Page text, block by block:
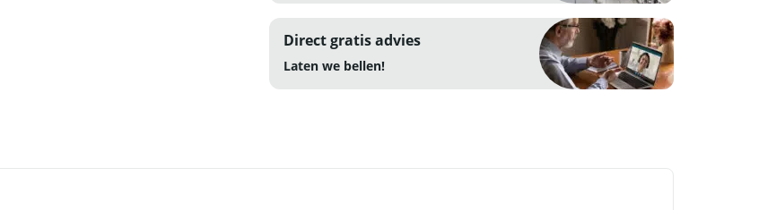
Direct gratis advies
Laten we bellen!